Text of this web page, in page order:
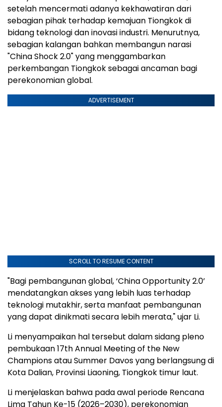
setelah mencermati adanya kekhawatiran dari
sebagian pihak terhadap kemajuan Tiongkok di
bidang teknologi dan inovasi industri. Menurutnya,
sebagian kalangan bahkan membangun narasi
"China Shock 2.0" yang menggambarkan
perkembangan Tiongkok sebagai ancaman bagi
perekonomian global.
ADVERTISEMENT
SCROLL TO RESUME CONTENT
"Bagi pembangunan global, ‘China Opportunity 2.0’
mendatangkan akses yang lebih luas terhadap
teknologi mutakhir, serta manfaat pembangunan
yang dapat dinikmati secara lebih merata," ujar Li.
Li menyampaikan hal tersebut dalam sidang pleno
pembukaan 17th Annual Meeting of the New
Champions atau Summer Davos yang berlangsung di
Kota Dalian, Provinsi Liaoning, Tiongkok timur laut.
Li menjelaskan bahwa pada awal periode Rencana
Lima Tahun Ke-15 (2026–2030), perekonomian